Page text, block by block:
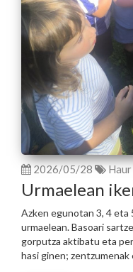
2026/05/28
Urmaelean
Azken egunotan 3, 4 eta
urmaelean. Basoari
gorputza aktibatu eta
hasi ginen; zentzumenak